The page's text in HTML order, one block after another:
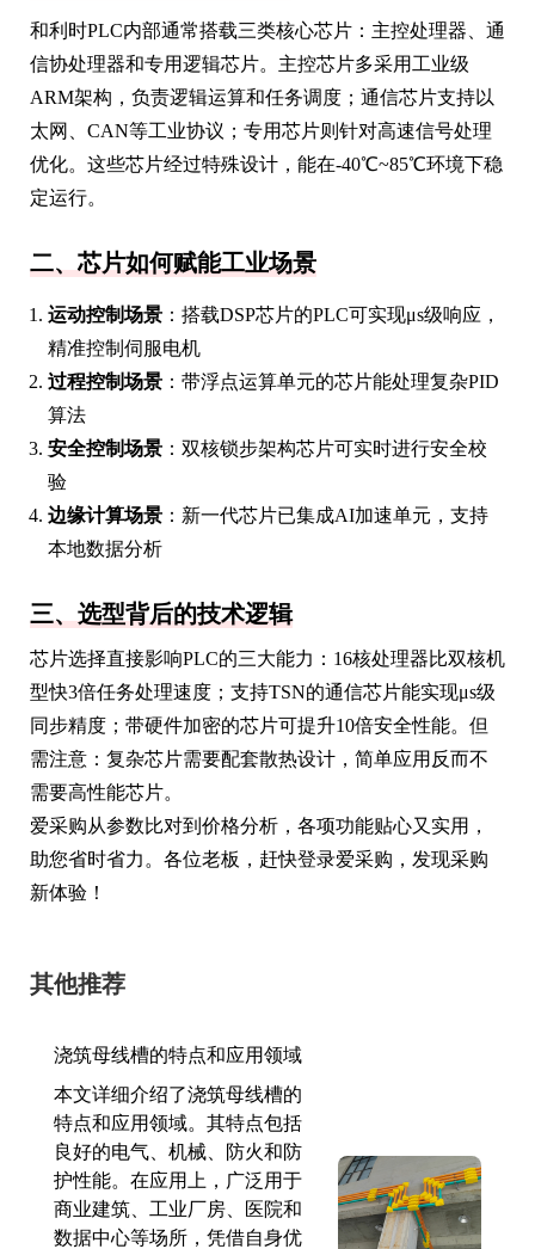
和利时PLC内部通常搭载三类核心芯片：主控处理器、通
信协处理器和专用逻辑芯片。主控芯片多采用工业级
ARM架构，负责逻辑运算和任务调度；通信芯片支持以
太网、CAN等工业协议；专用芯片则针对高速信号处理
优化。这些芯片经过特殊设计，能在-40℃~85℃环境下稳
定运行。
二、芯片如何赋能工业场景
运动控制场景 ：搭载DSP芯片的PLC可实现μs级响应，
精准控制伺服电机
过程控制场景 ：带浮点运算单元的芯片能处理复杂PID
算法
安全控制场景 ：双核锁步架构芯片可实时进行安全校
验
边缘计算场景 ：新一代芯片已集成AI加速单元，支持
本地数据分析
三、选型背后的技术逻辑
芯片选择直接影响PLC的三大能力：16核处理器比双核机
型快3倍任务处理速度；支持TSN的通信芯片能实现μs级
同步精度；带硬件加密的芯片可提升10倍安全性能。但
需注意：复杂芯片需要配套散热设计，简单应用反而不
需要高性能芯片。
爱采购从参数比对到价格分析，各项功能贴心又实用，
助您省时省力。各位老板，赶快登录爱采购，发现采购
新体验！
其他推荐
浇筑母线槽的特点和应用领域
本文详细介绍了浇筑母线槽的
特点和应用领域。其特点包括
良好的电气、机械、防火和防
护性能。在应用上，广泛用于
商业建筑、工业厂房、医院和
数据中心等场所，凭借自身优